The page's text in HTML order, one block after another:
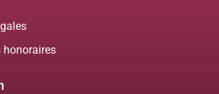
honoraires